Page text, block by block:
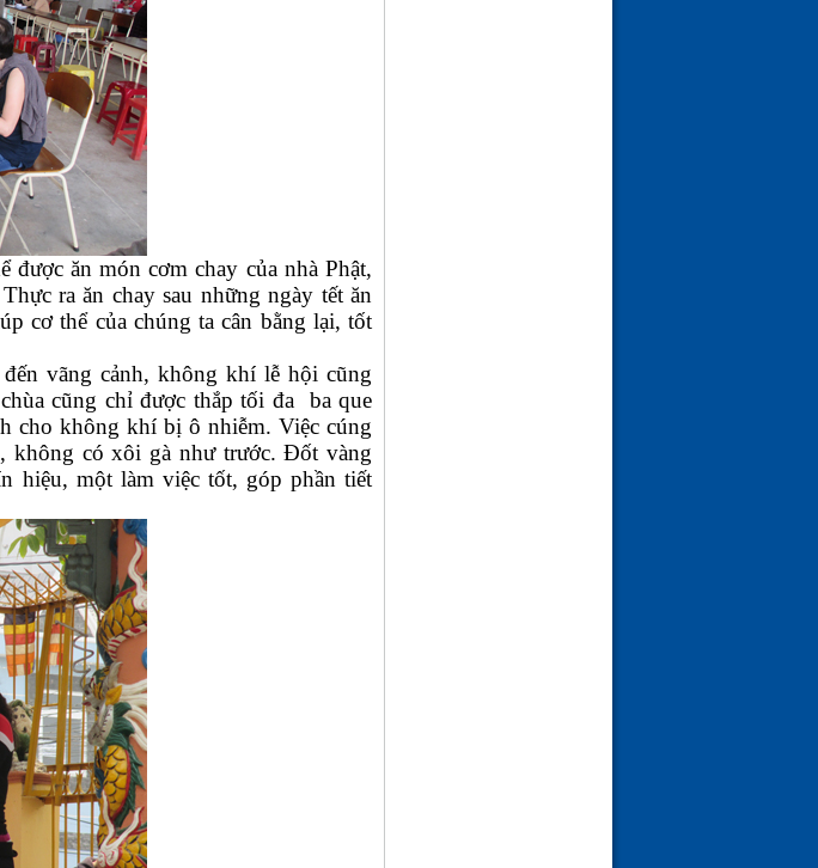
ăn món cơm chay của nhà Phật,
ra ăn chay sau những ngày tết ăn
cơ thể của chúng ta cân bằng lại, tốt
vãng cảnh, không khí lễ hội cũng
cũng chỉ được thắp tối đa ba que
cho không khí bị ô nhiễm. Việc cúng
không có xôi gà như trước. Đốt vàng
hiệu, một làm việc tốt, góp phần tiết